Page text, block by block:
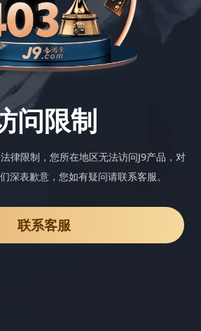
问限制
律限制，您所在地区无法访问J9产品，对
深表歉意，您如有疑问请联系客服。
联系客服